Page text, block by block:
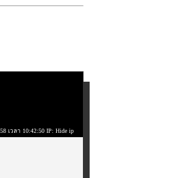
เวลา 10:42:50 IP: Hide ip